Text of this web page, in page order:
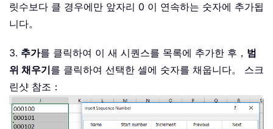
릿수보다 클 경우에만 앞자리 0 이 연속하는 숫자에 추가됩
니다。
3. 추가를 클릭하여 이 새 시퀀스를 목록에 추가한 후， 범
위 채우기를 클릭하여 선택한 셀에 숫자를 채웁니다。 스크
린샷 참조：